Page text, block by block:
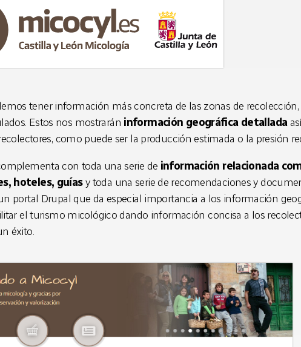
tener información más concreta de las zonas de
Estos nos mostrarán información geográfica detallada
como puede ser la producción estimada o la presión
con toda una serie de información relacionada
hoteles, guíasy toda una serie de recomendaciones y
portal Drupal que da especial importancia a los información
el turismo micológico dando información concisa a los
éxito.